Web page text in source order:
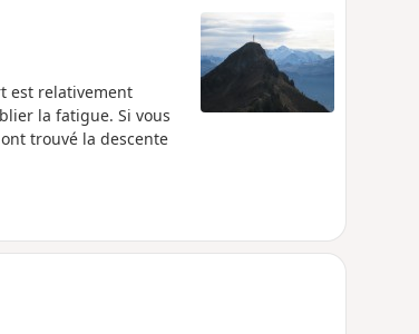
est relativement
la fatigue. Si vous